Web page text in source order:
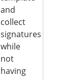
and
collect
signatures
while
not
having